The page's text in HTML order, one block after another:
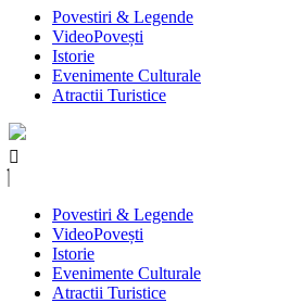
Povestiri & Legende
VideoPovești
Istorie
Evenimente Culturale
Atractii Turistice
Povestiri & Legende
VideoPovești
Istorie
Evenimente Culturale
Atractii Turistice